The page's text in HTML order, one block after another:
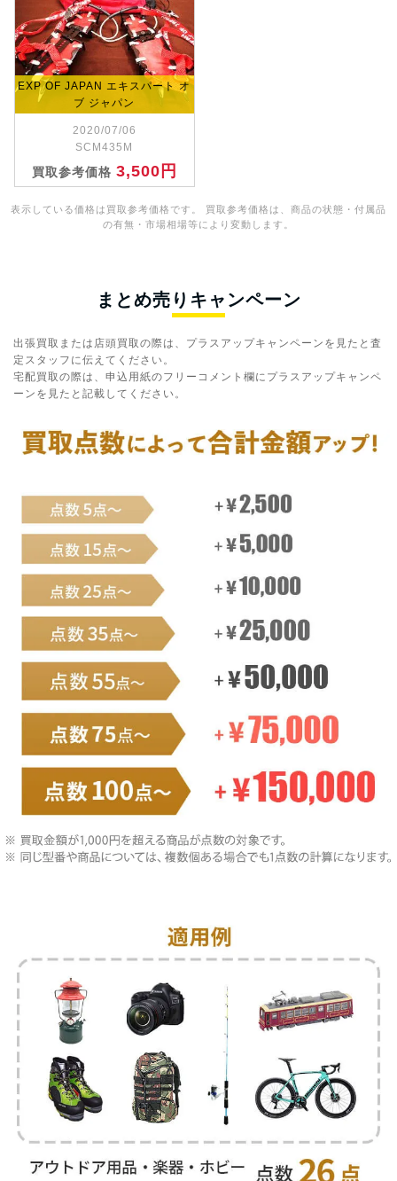
EXP OF JAPAN エキスパート オ
ブ ジャパン
2020/07/06
SCM435M
買取参考価格 3,500円
表示している価格は買取参考価格です。 買取参考価格は、商品の状態・付属品
の有無・市場相場等により変動します。
まとめ売りキャンペーン
出張買取または店頭買取の際は、プラスアップキャンペーンを見たと査
定スタッフに伝えてください。
宅配買取の際は、申込用紙のフリーコメント欄にプラスアップキャンペ
ーンを見たと記載してください。